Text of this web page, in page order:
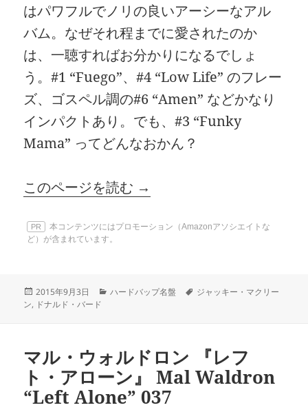
はパワフルでノリの良いアーシーなアル
バム。なぜそれ程までに愛されたのか
は、一聴すればお分かりになるでしょ
う。#1 “Fuego”、#4 “Low Life” のフレー
ズ、ゴスペル調の#6 “Amen” などかなり
インパクトあり。でも、#3 “Funky
Mama” ってどんなおかん？
このページを読む →
PR
本コンテンツにはプロモーション（Amazonアソシエイトな
ど）が含まれています。
投
稿
2015年9月3日
カ
ハードバップ名盤
タ
ジャッキー・マクリー
ン, ドナルド・バード
マル・ウォルドロン 『レフ
ト・アローン』 Mal Waldron
“Left Alone” 037